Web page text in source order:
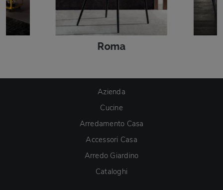
Roma
Azienda
Cucine
Arredamento Casa
Accessori Casa
Arredo Giardino
Cataloghi